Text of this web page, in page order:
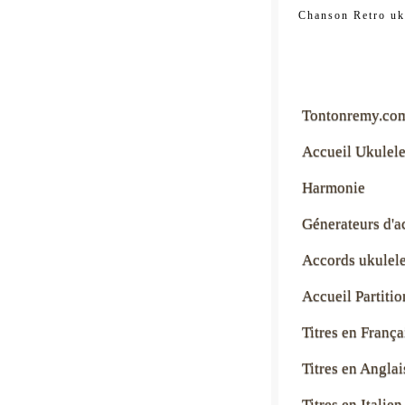
Chanson Retro
Accueil Ukulele
Harmonie
Génerateurs
Accords ukulele
Accueil
Titres en
Titres en